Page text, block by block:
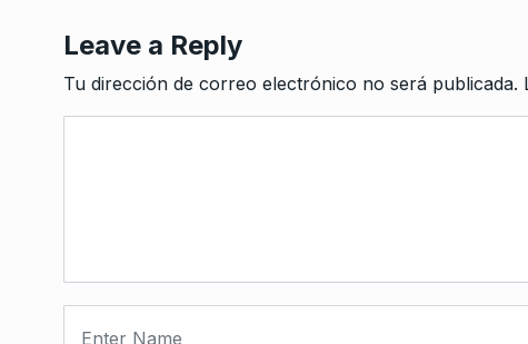
Leave a Reply
Tu dirección de correo electrónico no será publicada.